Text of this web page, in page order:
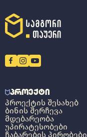
ᲞᲠᲝᲔᲥᲢᲘ
ᲞᲠᲝᲔᲥᲢᲘᲡ ᲨᲔᲡᲐᲮᲔᲑ
ᲑᲘᲜᲘᲡ ᲨᲔᲠᲩᲔᲕᲐ
ᲛᲓᲔᲑᲐᲠᲔᲝᲑᲐ
ᲣᲞᲘᲠᲐᲢᲔᲡᲝᲑᲔᲑᲘ
ᲩᲐᲑᲐᲠᲔᲑᲘᲡ ᲞᲘᲠᲝᲑᲔᲑᲘ